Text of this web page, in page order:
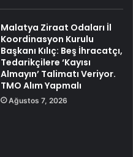
Malatya Ziraat Odaları İl
Koordinasyon Kurulu
Başkanı Kılıç: Beş İhracatçı,
Tedarikçilere ‘Kayısı
Almayın’ Talimatı Veriyor.
TMO Alım Yapmalı
Ağustos 7, 2026